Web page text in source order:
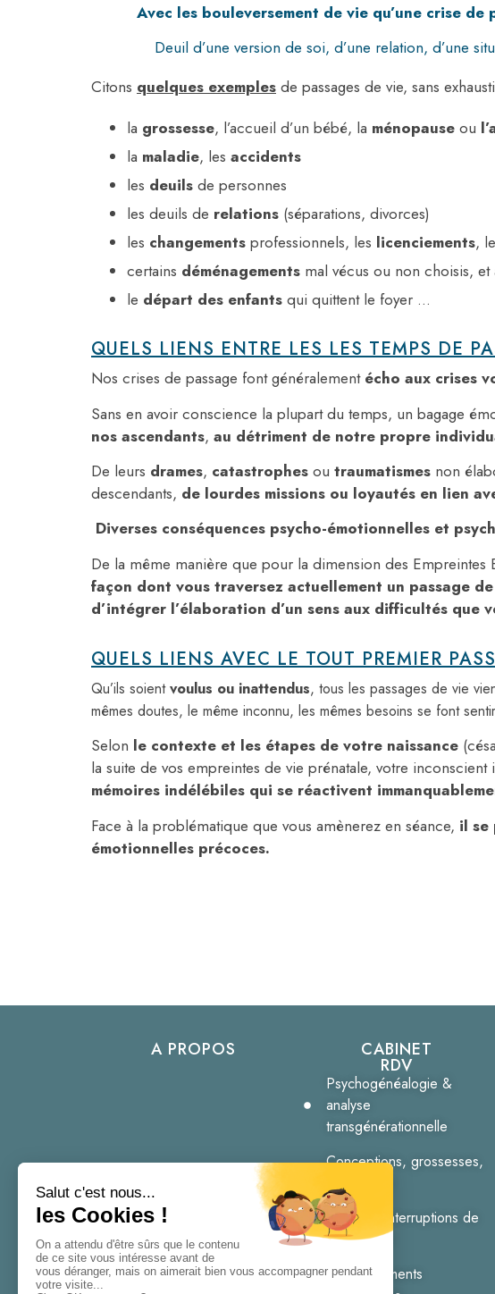
Avec les bouleversement de vie qu’une crise
Deuil d’une version de soi, d’une relation, d’une
Citons quelques exemples de passages de vie, sans
la grossesse, l’accueil d’un bébé, la ménopause ou
la maladie, les accidents
les deuils de personnes
les deuils de relations (séparations, divorces)
les changements professionnels, les licenciements,
certains déménagements mal vécus ou non choisis,
le départ des enfants qui quittent le foyer …
QUELS LIENS ENTRE LESLES TEMPS DE
Nos crises de passage font généralement écho aux crises
Sans en avoir conscience la plupart du temps, un bagage
nos ascendants, au détriment de notre propre
De leurs drames, catastrophes ou traumatismes non
descendants, de lourdes missions ou loyautés en lien
Diverses conséquences psycho-émotionnelles et
De la même manière que pour la dimension des Empreintes
façon dont vous traversez actuellement un passage
d’intégrer l’élaboration d’un sens aux difficultés que
QUELS LIENS AVEC LE TOUT PREMIER
Qu’ils soientvoulus ou inattendus, tous les passages de vie
mêmes doutes, le même inconnu, les mêmes besoins se font
Selon le contexte et les étapes de votre naissance
la suite de vos empreintes de vie prénatale, votre inconscient
mémoires indélébiles qui se réactivent
Face à la problématique que vous amènerez en séance, il se
émotionnelles précoces.
A PROPOS
Emergenceest un espace
d’accompagnement en
CABINET
RDV
Psychogénéalogie &
analyse
transgénérationnelle
Conceptions, grossesses,
postpartum
Deuils et Interruptions de
grossesses
Accouchements